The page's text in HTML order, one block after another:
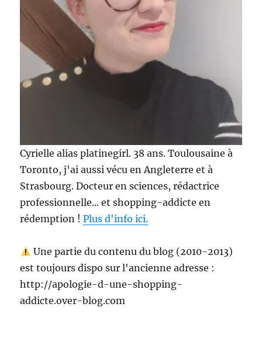
Cyrielle alias platinegirl. 38 ans. Toulousaine à
Toronto, j'ai aussi vécu en Angleterre et à
Strasbourg. Docteur en sciences, rédactrice
professionnelle... et shopping-addicte en
rédemption !Plus d'info ici.
Une partie du contenu du blog (2010-2013)
est toujours dispo sur l'ancienne adresse :
http://apologie-d-une-shopping-
addicte.over-blog.com